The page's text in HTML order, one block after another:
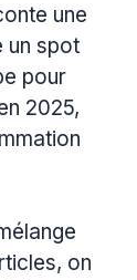
une
un spot
pour
2025,
on